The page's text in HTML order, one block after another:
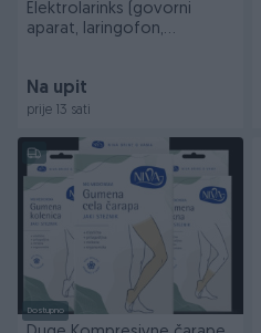
Elektrolarinks (govorni
aparat, laringofon,
Na upit
prije 13 sati
Dostupno